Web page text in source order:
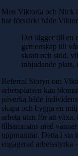
Men Viktoria och Nick
har förstärkt både
Det lägger till en
gemenskap till
skratt och stöd,
inbjudande plats,
Referral Storyn om
arbetsplatsen kan
påverka både
skapa och bygga en
arbeta utan för att
tillsammans med
uppmuntrar. Detta i sin
engagerad arbetsstyrka